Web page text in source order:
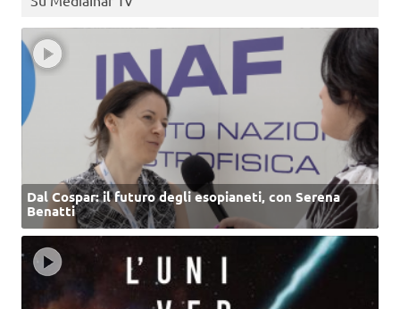
Dal Cospar: il futuro degli esopianeti, con Serena
Benatti